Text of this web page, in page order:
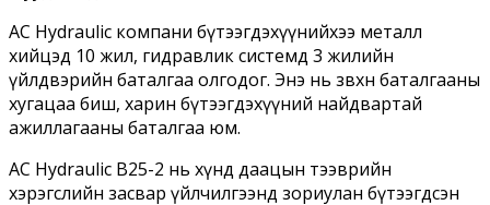
AC Hydraulic компани бүтээгдэхүүнийхээ металл
хийцэд 10 жил, гидравлик системд 3 жилийн
үйлдвэрийн баталгаа олгодог. Энэ нь зөвхөн баталгааны
хугацаа биш, харин бүтээгдэхүүний найдвартай
ажиллагааны баталгаа юм.
AC Hydraulic B25-2 нь хүнд даацын тээврийн
хэрэгслийн засвар үйлчилгээнд зориулан бүтээгдсэн